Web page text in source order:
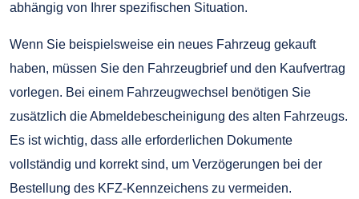
abhängig von Ihrer spezifischen Situation.
Wenn Sie beispielsweise ein neues Fahrzeug gekauft
haben, müssen Sie den Fahrzeugbrief und den Kaufvertrag
vorlegen. Bei einem Fahrzeugwechsel benötigen Sie
zusätzlich die Abmeldebescheinigung des alten Fahrzeugs.
Es ist wichtig, dass alle erforderlichen Dokumente
vollständig und korrekt sind, um Verzögerungen bei der
Bestellung des KFZ-Kennzeichens zu vermeiden.